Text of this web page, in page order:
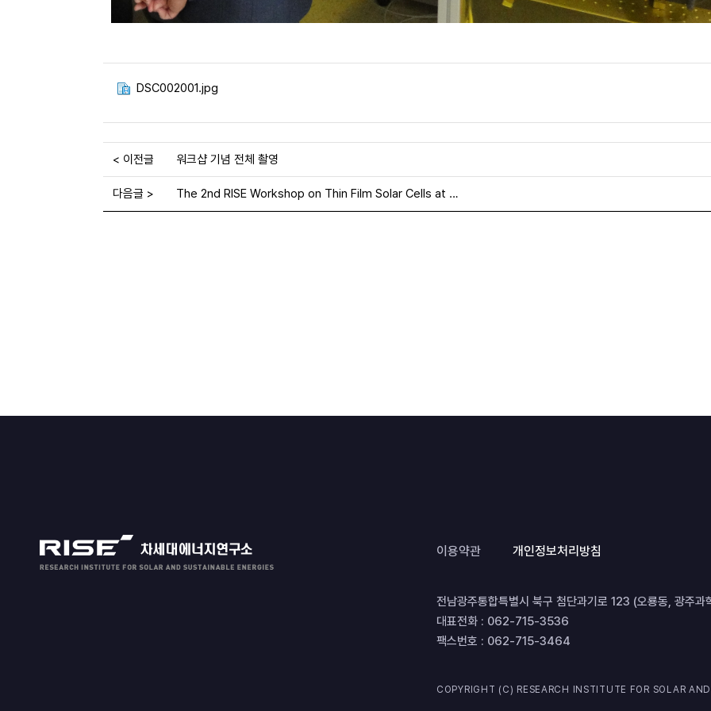
DSC002001.jpg
< 이전글 워크샵 기념 전체 촬영
다음글 > The 2nd RISE Workshop on Thin Film Solar Cells at …
이용약관 개인정보처리방침
전남광주통합특별시 북구 첨단과기로 123 (오룡동, 광주
대표전화 : 062-715-3536
팩스번호 : 062-715-3464
COPYRIGHT (C) RESEARCH INSTITUTE FOR SOLAR